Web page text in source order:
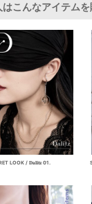
こんなアイテム
LOOK / 𝐃𝐚𝐥𝐢𝐭𝐳 01.